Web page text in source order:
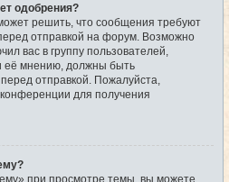
одобрения?
решить, что сообщения требуют
отправкой на форум. Возможно
вас в группу пользователей,
её мнению, должны быть
отправкой. Пожалуйста,
для получения
при просмотре темы, вы можете